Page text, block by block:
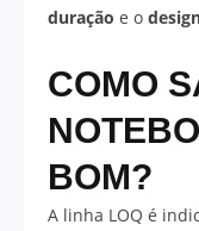
duração e o
COMO
BOM?
A linha LOQ é